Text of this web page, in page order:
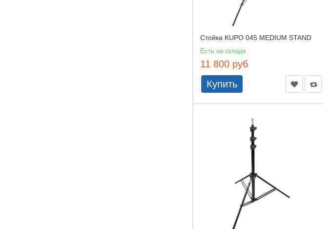
Стойка KUPO 045 MEDIUM STAND
Есть на складе
11 800 руб
Купить